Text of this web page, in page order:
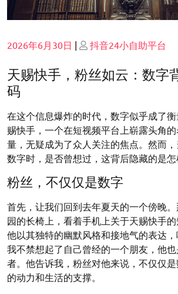
Posted
2026年6月30日 | Posted
抖音24小自助平台
天赐快手，粉丝如云：数字
码
在这个信息爆炸的时代，数字似乎成了
赐快手，一个在短视频平台上崭露头角
量，无疑成为了众人关注的焦点。然而
数字时，是否曾想过，这背后隐藏的是怎
粉丝，不仅仅是数字
首先，让我们回到去年夏天的一个傍晚
园的长椅上，看着手机上关于天赐快手的
他以其独特的幽默风格和接地气的表达，
我不禁想起了自己曾经的一个朋友，他
者。他告诉我，粉丝对他来说，不仅仅
的动力和生活的支撑。